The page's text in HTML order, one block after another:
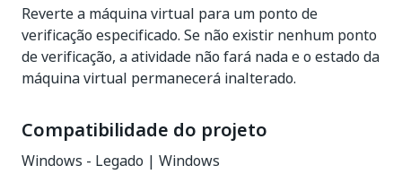
Reverte a máquina virtual para um ponto de
verificação especificado. Se não existir nenhum ponto
de verificação, a atividade não fará nada e o estado da
máquina virtual permanecerá inalterado.
Compatibilidade do projeto
Windows - Legado | Windows